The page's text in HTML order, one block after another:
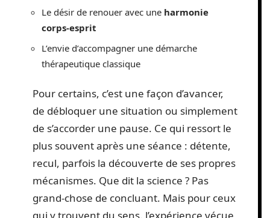
Le désir de renouer avec une harmonie
corps-esprit
L’envie d’accompagner une démarche
thérapeutique classique
Pour certains, c’est une façon d’avancer,
de débloquer une situation ou simplement
de s’accorder une pause. Ce qui ressort le
plus souvent après une séance : détente,
recul, parfois la découverte de ses propres
mécanismes. Que dit la science ? Pas
grand-chose de concluant. Mais pour ceux